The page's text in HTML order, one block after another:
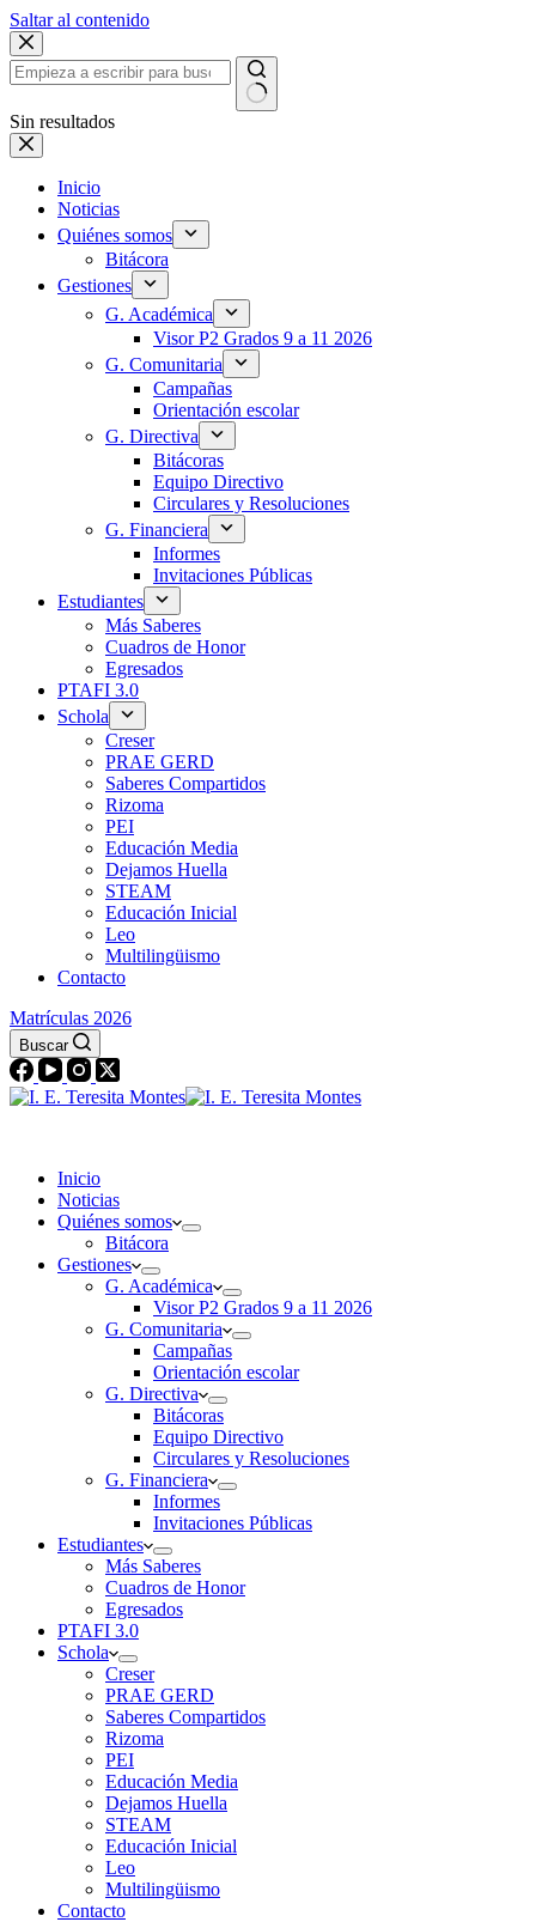
Saltar al contenido
Sin resultados
Inicio
Noticias
Quiénes somos
Bitácora
Gestiones
G. Académica
Visor P2 Grados 9 a 11 2026
G. Comunitaria
Campañas
Orientación escolar
G. Directiva
Bitácoras
Equipo Directivo
Circulares y Resoluciones
G. Financiera
Informes
Invitaciones Públicas
Estudiantes
Más Saberes
Cuadros de Honor
Egresados
PTAFI 3.0
Schola
Creser
PRAE GERD
Saberes Compartidos
Rizoma
PEI
Educación Media
Dejamos Huella
STEAM
Educación Inicial
Leo
Multilingüismo
Contacto
Matrículas 2026
Buscar
Inicio
Noticias
Quiénes somos
Bitácora
Gestiones
G. Académica
Visor P2 Grados 9 a 11 2026
G. Comunitaria
Campañas
Orientación escolar
G. Directiva
Bitácoras
Equipo Directivo
Circulares y Resoluciones
G. Financiera
Informes
Invitaciones Públicas
Estudiantes
Más Saberes
Cuadros de Honor
Egresados
PTAFI 3.0
Schola
Creser
PRAE GERD
Saberes Compartidos
Rizoma
PEI
Educación Media
Dejamos Huella
STEAM
Educación Inicial
Leo
Multilingüismo
Contacto